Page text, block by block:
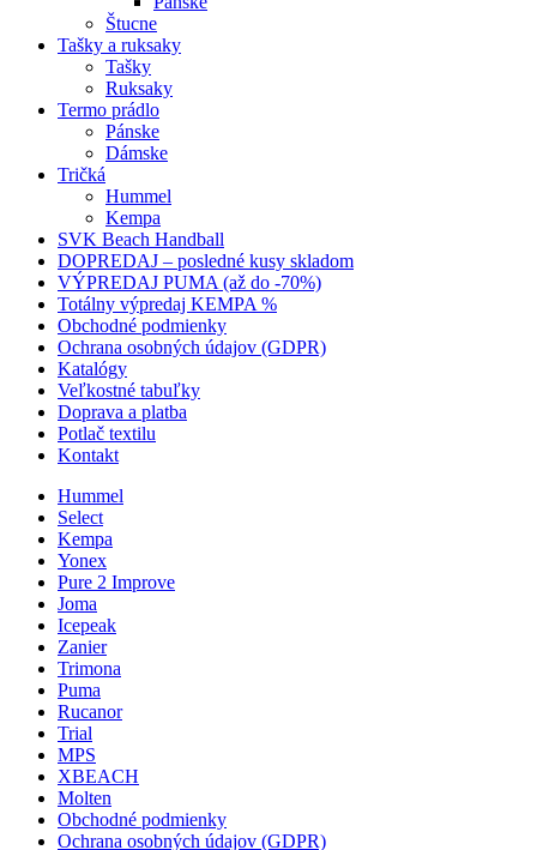
Štucne
Tašky a ruksaky
Tašky
Ruksaky
Termo prádlo
Pánske
Dámske
Tričká
Hummel
Kempa
SVK Beach Handball
DOPREDAJ – posledné kusy skladom
VÝPREDAJ PUMA (až do -70%)
Totálny výpredaj KEMPA %
Obchodné podmienky
Ochrana osobných údajov (GDPR)
Katalógy
Veľkostné tabuľky
Doprava a platba
Potlač textilu
Kontakt
Hummel
Select
Kempa
Yonex
Pure 2 Improve
Joma
Icepeak
Zanier
Trimona
Puma
Rucanor
Trial
MPS
XBEACH
Molten
Obchodné podmienky
Ochrana osobných údajov (GDPR)